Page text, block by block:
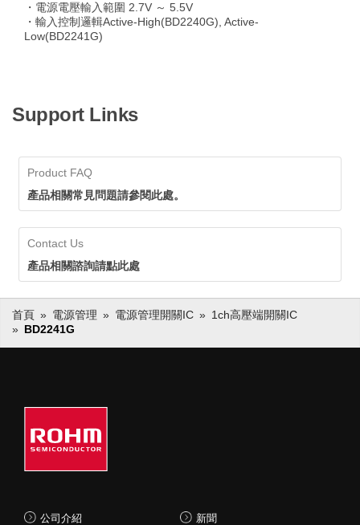
・電源電壓輸入範圍 2.7V ～ 5.5V
・輸入控制邏輯Active-High(BD2240G), Active-
Low(BD2241G)
Support Links
Product FAQ
產品相關常見問題請參閱此處。
Contact Us
產品相關諮詢請點此處
首頁 電源管理 電源管理開關IC
1ch高壓端開關IC
BD2241G
公司介紹 新聞